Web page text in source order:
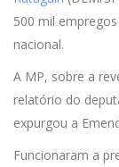
500 mil
nacional.
A MP, sobre a
relatório do
expurgou a
Funcionaram a